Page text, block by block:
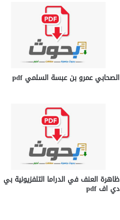
الصحابي عمرو بن عبسة السلمي pdf
ظاهرة العنف في الدراما التلفزيونية بي
دي اف pdf